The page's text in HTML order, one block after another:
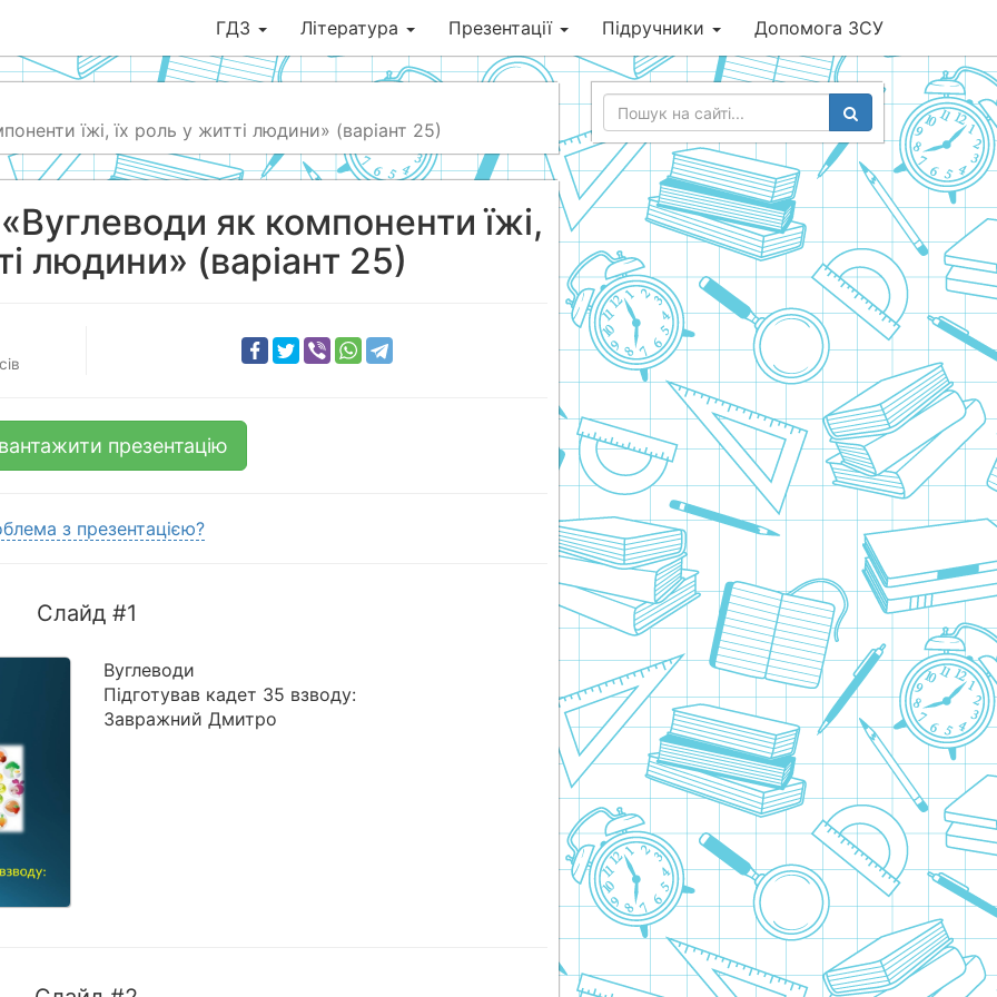
ГДЗ Література Презентації Підручники Допомога ЗСУ
їжі, їх роль у житті людини» (варіант 25)
як компоненти їжі,
людини» (варіант 25)
презентацію
з презентацією?
Слайд #1
Вуглеводи
Підготував кадет 35 взводу:
Завражний Дмитро